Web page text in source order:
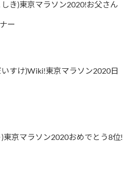
き)東京マラソン2020!お父さん
ー
いすけ)Wiki!東京マラソン2020日
東京マラソン2020おめでとう8位!